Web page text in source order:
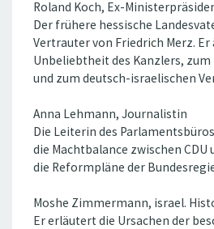
Roland Koch, Ex-
Der frühere hessische
Vertrauter von Friedrich Merz.
Unbeliebtheit des Kanzlers, zum
und zum deutsch-israelischen
Anna Lehmann, Journalistin
Die Leiterin des
die Machtbalance zwischen CDU
die Reformpläne der
Moshe Zimmermann, israel.
Er erläutert die Ursachen der